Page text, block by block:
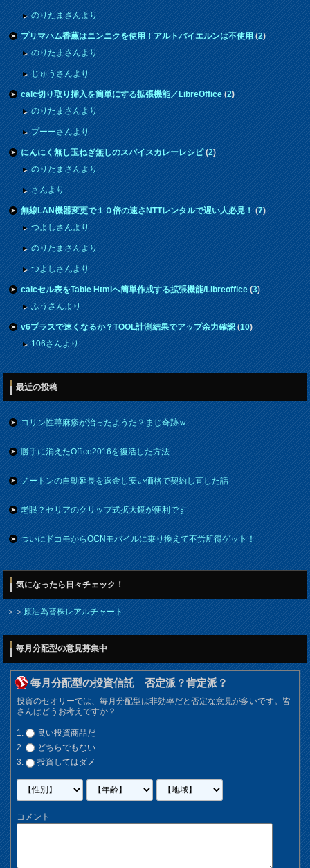
のりたまさんより
プリマハム香薫はニンニクを使用！アルトバイエルンは不使用(2)
のりたまさんより
じゅうさんより
calc切り取り挿入を簡単にする拡張機能／LibreOffice(2)
のりたまさんより
プーーさんより
にんにく無し玉ねぎ無しのスパイスカレーレシピ(2)
のりたまさんより
さんより
無線LAN機器変更で１０倍の速さNTTレンタルで遅い人必見！(7)
つよしさんより
のりたまさんより
つよしさんより
calcセル表をTable Htmlへ簡単作成する拡張機能/Libreoffice(3)
ふうさんより
v6プラスで速くなるか？TOOL計測結果でアップ余力確認(10)
106さんより
最近の投稿
コリン性蕁麻疹が治ったようだ？まじ奇跡ｗ
勝手に消えたOffice2016を復活した方法
ノートンの自動延長を返金し安い価格で契約し直した話
老眼？セリアのクリップ式拡大鏡が便利です
ついにドコモからOCNモバイルに乗り換えて不労所得ゲット！
気になったら日々チェック！
＞＞原油為替株レアルチャート
毎月分配型の意見募集中
毎月分配型の投資信託 否定派？肯定派？
投資のセオリーでは、毎月分配型は非効率だと否定な意見が多いです。皆
さんはどうお考えですか？
良い投資商品だ
どちらでもない
投資してはダメ
コメント